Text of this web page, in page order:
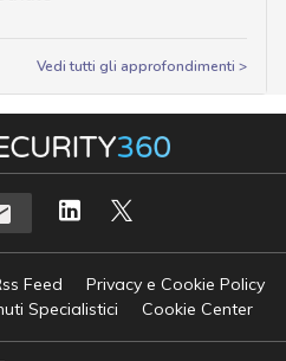
Vedi tutti gli approfondimenti >
Feed
Privacy e Cookie Policy
Specialistici
Cookie Center